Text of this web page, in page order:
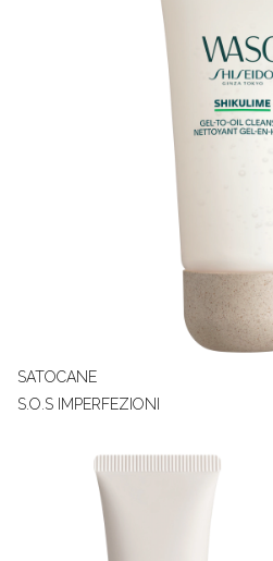
SATOCANE
S.O.S IMPERFEZIONI